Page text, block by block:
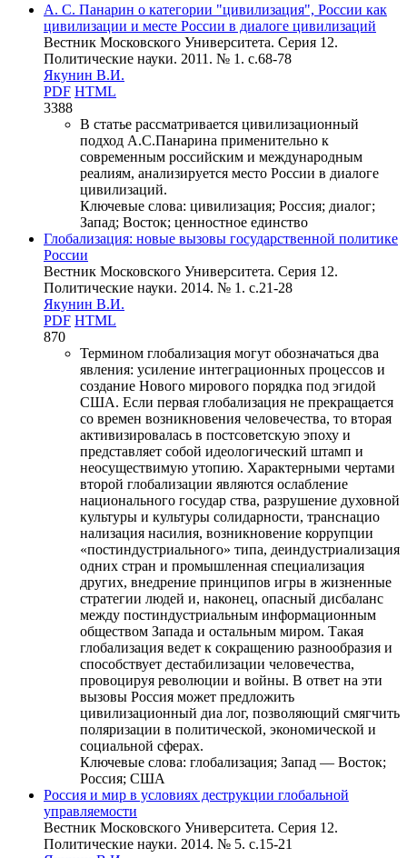
А. С. Панарин о категории "цивилизация", России как
цивилизации и месте России в диалоге цивилизаций
Вестник Московского Университета. Серия 12.
Политические науки. 2011. № 1. c.68-78
Якунин В.И.
PDF HTML
3388
В статье рассматривается цивилизационный
подход А.С.Панарина применительно к
современным российским и международным
реалиям, анализируется место России в диалоге
цивилизаций.
Ключевые слова: цивилизация; Россия; диалог;
Запад; Восток; ценностное единство
Глобализация: новые вызовы государственной политике
России
Вестник Московского Университета. Серия 12.
Политические науки. 2014. № 1. c.21-28
Якунин В.И.
PDF HTML
870
Термином глобализация могут обозначаться два
явления: усиление интеграционных процессов и
создание Нового мирового порядка под эгидой
США. Если первая глобализация не прекращается
со времен возникновения человечества, то вторая
активизировалась в постсоветскую эпоху и
представляет собой идеологический штамп и
неосуществимую утопию. Характерными чертами
второй глобализации являются ослабление
национального государ ства, разрушение духовной
культуры и культуры солидарности, транснацио
нализация насилия, возникновение коррупции
«постиндустриального» типа, деиндустриализация
одних стран и промышленная специализация
других, внедрение принципов игры в жизненные
стратегии людей и, наконец, опасный дисбаланс
между постиндустриальным информационным
обществом Запада и остальным миром. Такая
глобализация ведет к сокращению разнообразия и
способствует дестабилизации человечества,
провоцируя революции и войны. В ответ на эти
вызовы Россия может предложить
цивилизационный диа лог, позволяющий смягчить
поляризации в политической, экономической и
социальной сферах.
Ключевые слова: глобализация; Запад — Восток;
Россия; США
Россия и мир в условиях деструкции глобальной
управляемости
Вестник Московского Университета. Серия 12.
Политические науки. 2014. № 5. c.15-21